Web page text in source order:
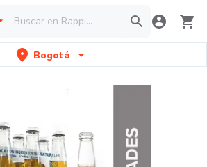
Bogotá